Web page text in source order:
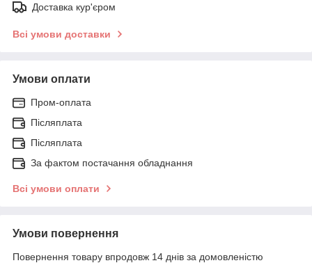
Доставка кур'єром
Всі умови доставки
Умови оплати
Пром-оплата
Післяплата
Післяплата
За фактом постачання обладнання
Всі умови оплати
Умови повернення
Повернення товару впродовж 14 днів за домовленістю